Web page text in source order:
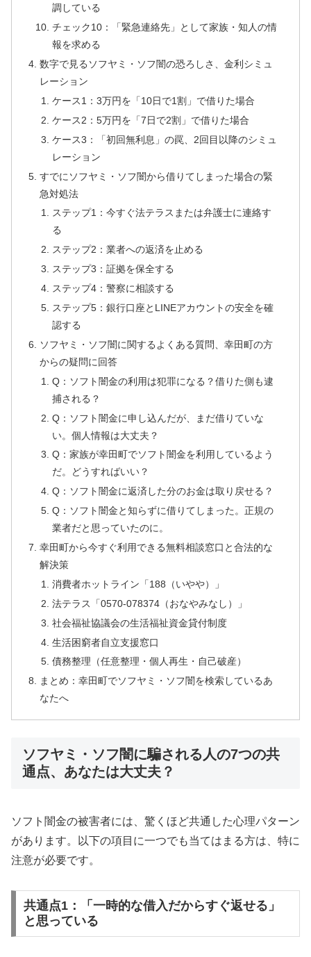
調している
チェック10：「緊急連絡先」として家族・知人の情
報を求める
数字で見るソフヤミ・ソフ闇の恐ろしさ、金利シミュ
レーション
ケース1：3万円を「10日で1割」で借りた場合
ケース2：5万円を「7日で2割」で借りた場合
ケース3：「初回無利息」の罠、2回目以降のシミュ
レーション
すでにソフヤミ・ソフ闇から借りてしまった場合の緊
急対処法
ステップ1：今すぐ法テラスまたは弁護士に連絡す
る
ステップ2：業者への返済を止める
ステップ3：証拠を保全する
ステップ4：警察に相談する
ステップ5：銀行口座とLINEアカウントの安全を確
認する
ソフヤミ・ソフ闇に関するよくある質問、幸田町の方
からの疑問に回答
Q：ソフト闇金の利用は犯罪になる？借りた側も逮
捕される？
Q：ソフト闇金に申し込んだが、まだ借りていな
い。個人情報は大丈夫？
Q：家族が幸田町でソフト闇金を利用しているよう
だ。どうすればいい？
Q：ソフト闇金に返済した分のお金は取り戻せる？
Q：ソフト闇金と知らずに借りてしまった。正規の
業者だと思っていたのに。
幸田町から今すぐ利用できる無料相談窓口と合法的な
解決策
消費者ホットライン「188（いやや）」
法テラス「0570-078374（おなやみなし）」
社会福祉協議会の生活福祉資金貸付制度
生活困窮者自立支援窓口
債務整理（任意整理・個人再生・自己破産）
まとめ：幸田町でソフヤミ・ソフ闇を検索しているあ
なたへ
ソフヤミ・ソフ闇に騙される人の7つの共
通点、あなたは大丈夫？
ソフト闇金の被害者には、驚くほど共通した心理パターン
があります。以下の項目に一つでも当てはまる方は、特に
注意が必要です。
共通点1：「一時的な借入だからすぐ返せる」
と思っている